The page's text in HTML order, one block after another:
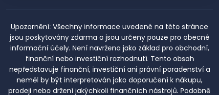
Upozornění: Všechny informace uvedené na této stránce
jsou poskytovány zdarma a jsou určeny pouze pro obecné
informační účely. Není navržena jako základ pro obchodní,
finanční nebo investiční rozhodnutí. Tento obsah
nepředstavuje finanční, investiční ani právní poradenství a
neměl by být interpretován jako doporučení k nákupu,
prodeji nebo držení jakýchkoli finančních nástrojů. Podobně